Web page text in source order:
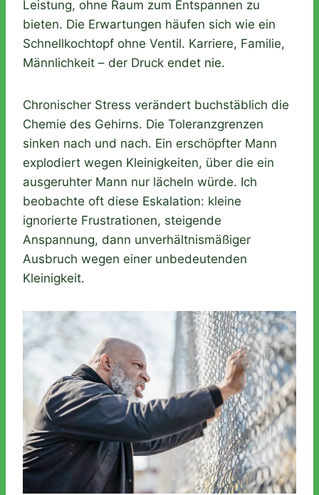
Leistung, ohne Raum zum Entspannen zu
bieten. Die Erwartungen häufen sich wie ein
Schnellkochtopf ohne Ventil. Karriere, Familie,
Männlichkeit – der Druck endet nie.
Chronischer Stress verändert buchstäblich die
Chemie des Gehirns. Die Toleranzgrenzen
sinken nach und nach. Ein erschöpfter Mann
explodiert wegen Kleinigkeiten, über die ein
ausgeruhter Mann nur lächeln würde. Ich
beobachte oft diese Eskalation: kleine
ignorierte Frustrationen, steigende
Anspannung, dann unverhältnismäßiger
Ausbruch wegen einer unbedeutenden
Kleinigkeit.